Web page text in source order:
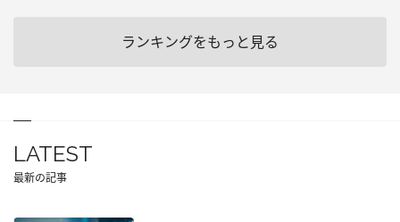
ランキングをもっと見る
LATEST
最新の記事